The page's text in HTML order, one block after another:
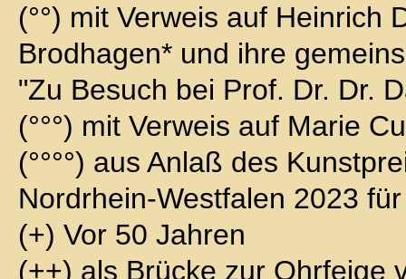
(°°) mit Verweis auf Heinrich
Brodhagen* und ihre
"Zu Besuch bei Prof. Dr. Dr.
(°°°) mit Verweis auf Marie
(°°°°) aus Anlaß des
Nordrhein-Westfalen 2023
(+) Vor 50 Jahren
(++) als Brücke zur Ohrfeige